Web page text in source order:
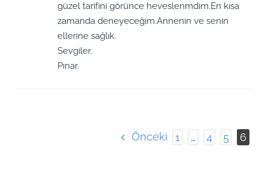
güzel tarifini görünce heveslenmdim.En kısa
zamanda deneyeceğim.Annenin ve senin
ellerine sağlık.
Sevgiler.
Pınar.
Önceki 1 … 4 5 6